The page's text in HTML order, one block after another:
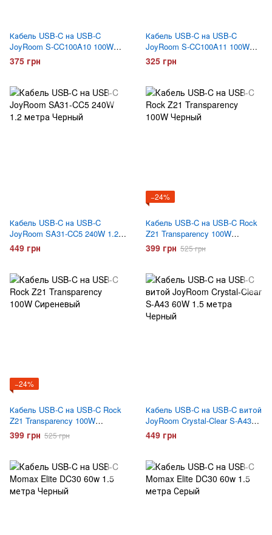
Кабель USB-C на USB-C
JoyRoom S-CC100A10 100W
1.2 метра Белый
375 грн
Кабель USB-C на USB-C
JoyRoom S-CC100A11 100W
1.2 метра Белый
325 грн
Кабель USB-C на USB-C
JoyRoom SA31-CC5 240W 1.2
метра Черный
449 грн
−24%
Кабель USB-C на USB-C Rock
Z21 Transparency 100W
Черный
399 грн 525 грн
−24%
Кабель USB-C на USB-C Rock
Z21 Transparency 100W
Сиреневый
399 грн 525 грн
Кабель USB-C на USB-C витой
JoyRoom Crystal-Clear S-A43
60W 1.5 метра Черный
449 грн